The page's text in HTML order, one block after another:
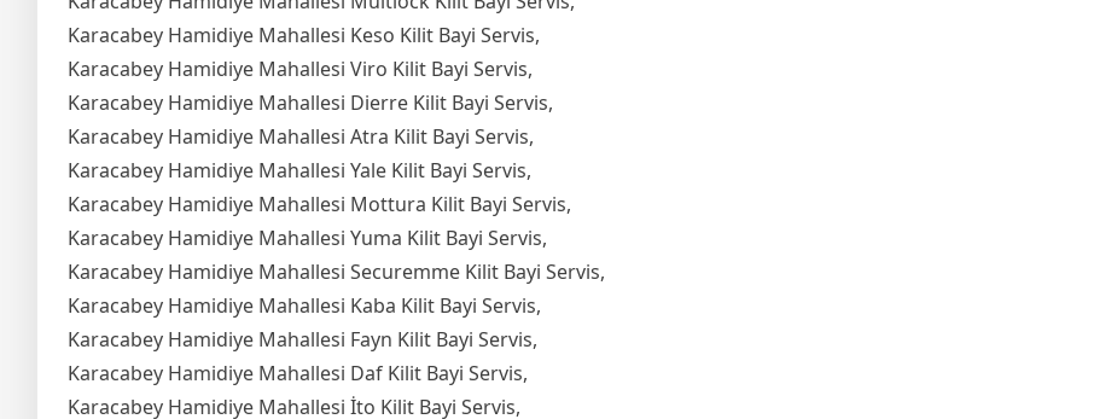
Karacabey Hamidiye Mahallesi Keso Kilit Bayi Servis,
Karacabey Hamidiye Mahallesi Viro Kilit Bayi Servis,
Karacabey Hamidiye Mahallesi Dierre Kilit Bayi Servis,
Karacabey Hamidiye Mahallesi Atra Kilit Bayi Servis,
Karacabey Hamidiye Mahallesi Yale Kilit Bayi Servis,
Karacabey Hamidiye Mahallesi Mottura Kilit Bayi Servis,
Karacabey Hamidiye Mahallesi Yuma Kilit Bayi Servis,
Karacabey Hamidiye Mahallesi Securemme Kilit Bayi Servis,
Karacabey Hamidiye Mahallesi Kaba Kilit Bayi Servis,
Karacabey Hamidiye Mahallesi Fayn Kilit Bayi Servis,
Karacabey Hamidiye Mahallesi Daf Kilit Bayi Servis,
Karacabey Hamidiye Mahallesi İto Kilit Bayi Servis,